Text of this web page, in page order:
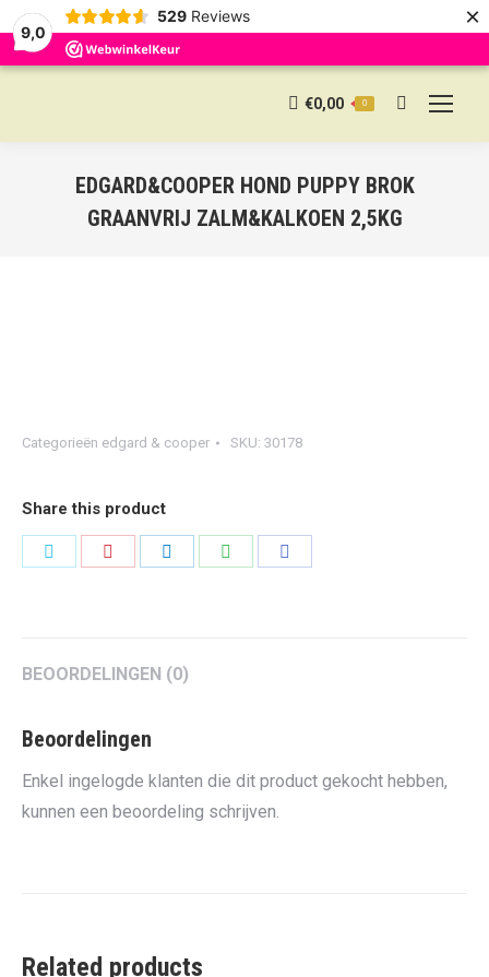
9,0
529 Reviews ×
€0,00 0 Search:
EDGARD&COOPER HOND PUPPY BROK
GRAANVRIJ ZALM&KALKOEN 2,5KG
Categorieën edgard & cooper SKU: 30178
Share this product
BEOORDELINGEN (0)
Beoordelingen
Enkel ingelogde klanten die dit product gekocht hebben,
kunnen een beoordeling schrijven.
Related products